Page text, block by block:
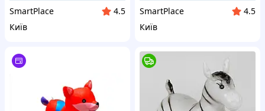
SmartPlace
4.5
Київ
SmartPlace
4.5
Київ